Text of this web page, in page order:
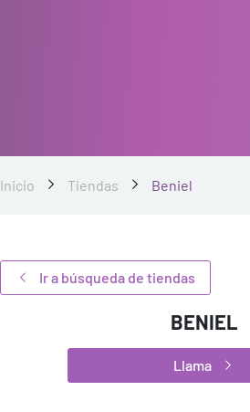
Inicio Tiendas Beniel
Ir a búsqueda de tiendas
BENIEL
Llama